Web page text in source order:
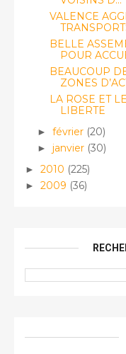
VALENCE
BELLE
POUR
BEAUCOUP
ZONES
LA ROSE ET
LIBERTE
► février (20)
► janvier (30)
► 2010 (225)
► 2009 (36)